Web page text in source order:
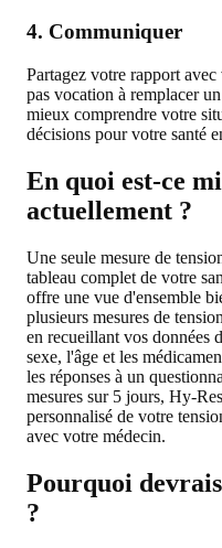
4. Communiquer
Partagez votre rapport
pas vocation à remplacer
mieux comprendre votre
décisions pour votre santé
En quoi est-ce
actuellement ?
Une seule mesure de
tableau complet de votre
offre une vue d'ensemble
plusieurs mesures de
en recueillant vos données
sexe, l'âge et les
les réponses à un
mesures sur 5 jours, Hy-
personnalisé de votre
avec votre médecin.
Pourquoi
?